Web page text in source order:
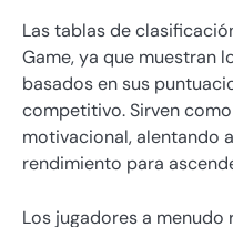
Las tablas de
Game, ya que muestran
basados en sus
competitivo. Sirven
motivacional, alentando
rendimiento para
Los jugadores a menudo